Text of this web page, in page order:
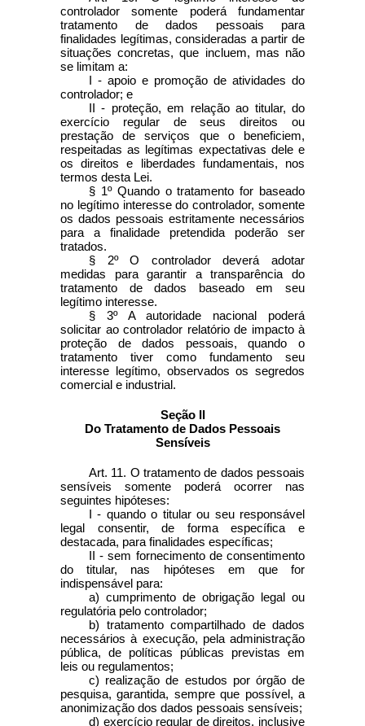
controlador somente poderá fundamentar
tratamento de dados pessoais para
finalidades legítimas, consideradas a partir de
situações concretas, que incluem, mas não
se limitam a:
I - apoio e promoção de atividades do
controlador; e
II - proteção, em relação ao titular, do
exercício regular de seus direitos ou
prestação de serviços que o beneficiem,
respeitadas as legítimas expectativas dele e
os direitos e liberdades fundamentais, nos
termos desta Lei.
§ 1º Quando o tratamento for baseado
no legítimo interesse do controlador, somente
os dados pessoais estritamente necessários
para a finalidade pretendida poderão ser
tratados.
§ 2º O controlador deverá adotar
medidas para garantir a transparência do
tratamento de dados baseado em seu
legítimo interesse.
§ 3º A autoridade nacional poderá
solicitar ao controlador relatório de impacto à
proteção de dados pessoais, quando o
tratamento tiver como fundamento seu
interesse legítimo, observados os segredos
comercial e industrial.
Seção II
Do Tratamento de Dados Pessoais
Sensíveis
Art. 11. O tratamento de dados pessoais
sensíveis somente poderá ocorrer nas
seguintes hipóteses:
I - quando o titular ou seu responsável
legal consentir, de forma específica e
destacada, para finalidades específicas;
II - sem fornecimento de consentimento
do titular, nas hipóteses em que for
indispensável para:
a) cumprimento de obrigação legal ou
regulatória pelo controlador;
b) tratamento compartilhado de dados
necessários à execução, pela administração
pública, de políticas públicas previstas em
leis ou regulamentos;
c) realização de estudos por órgão de
pesquisa, garantida, sempre que possível, a
anonimização dos dados pessoais sensíveis;
d) exercício regular de direitos, inclusive